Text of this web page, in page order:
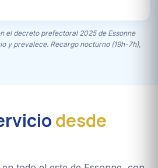
el decreto prefectoral 2025 de Essonne
y prevalece. Recargo nocturno (19h-7h),
desde